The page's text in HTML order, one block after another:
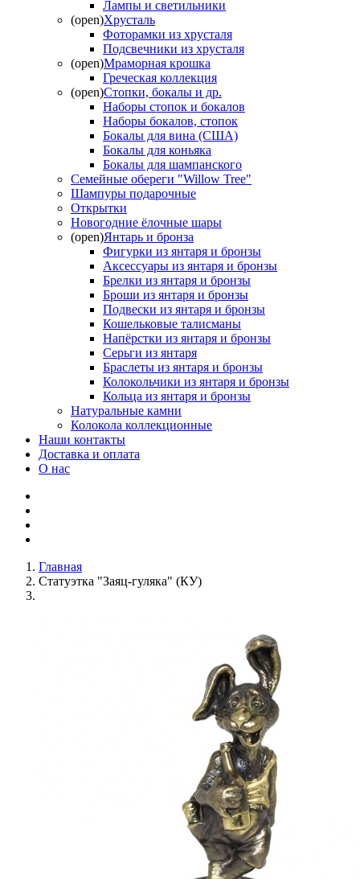
Лампы и светильники
(open)Хрусталь
Фоторамки из хрусталя
Подсвечники из хрусталя
(open)Мраморная крошка
Греческая коллекция
(open)Стопки, бокалы и др.
Наборы стопок и бокалов
Наборы бокалов, стопок
Бокалы для вина (США)
Бокалы для коньяка
Бокалы для шампанского
Семейные обереги "Willow Tree"
Шампуры подарочные
Открытки
Новогодние ёлочные шары
(open)Янтарь и бронза
Фигурки из янтаря и бронзы
Аксессуары из янтаря и бронзы
Брелки из янтаря и бронзы
Броши из янтаря и бронзы
Подвески из янтаря и бронзы
Кошельковые талисманы
Напёрстки из янтаря и бронзы
Серьги из янтаря
Браслеты из янтаря и бронзы
Колокольчики из янтаря и бронзы
Кольца из янтаря и бронзы
Натуральные камни
Колокола коллекционные
Наши контакты
Доставка и оплата
О нас
Главная
Статуэтка "Заяц-гуляка" (КУ)